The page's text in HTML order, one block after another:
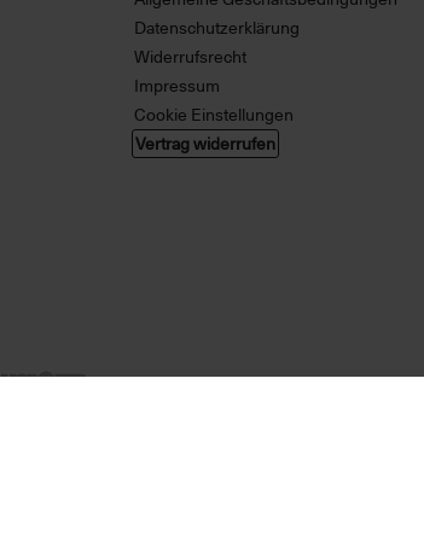
Datenschutzerklärung
Widerrufsrecht
Impressum
Cookie Einstellungen
Vertrag widerrufen